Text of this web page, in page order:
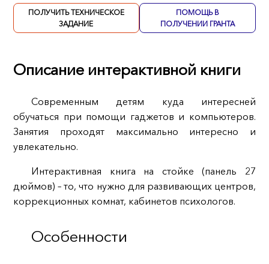
ПОЛУЧИТЬ ТЕХНИЧЕСКОЕ
ЗАДАНИЕ
ПОМОЩЬ В
ПОЛУЧЕНИИ ГРАНТА
Описание интерактивной книги
Современным детям куда интересней
обучаться при помощи гаджетов и компьютеров.
Занятия проходят максимально интересно и
увлекательно.
Интерактивная книга на стойке (панель 27
дюймов) – то, что нужно для развивающих центров,
коррекционных комнат, кабинетов психологов.
Особенности